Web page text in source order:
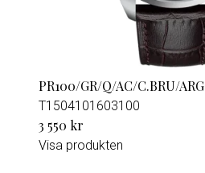
PR100/GR/Q/AC/C.BRU/ARG
T1504101603100
3 550 kr
Visa produkten